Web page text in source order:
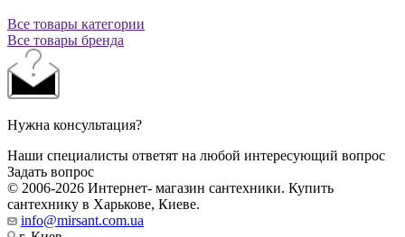
Все товары категории
Все товары бренда
Нужна консультация?
Наши специалисты ответят на любой интересующий вопрос
Задать вопрос
© 2006-2026 Интернет- магазин сантехники. Купить
сантехнику в Харькове, Киеве.
info@mirsant.com.ua